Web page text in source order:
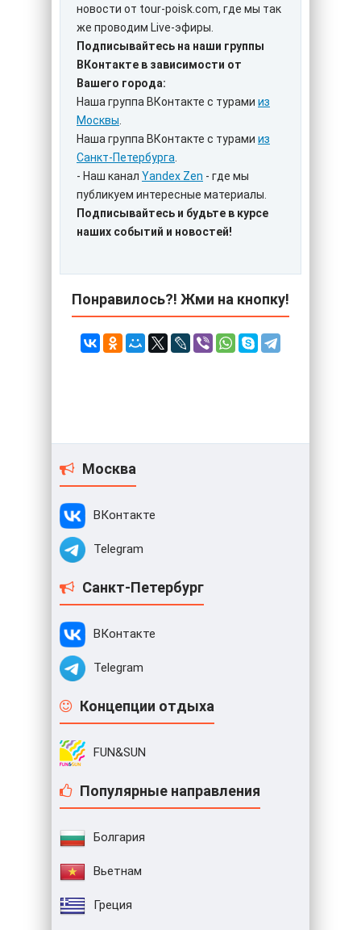
новости от tour-poisk.com, где мы так
же проводим Live-эфиры.
Подписывайтесь на наши группы
ВКонтакте в зависимости от
Вашего города:
Наша группа ВКонтакте с турами из
Москвы
Наша группа ВКонтакте с турами из
Санкт-Петербурга
- Наш канал Yandex Zen - где мы
публикуем интересные материалы.
Подписывайтесь и будьте в курсе
наших событий и новостей!
Понравилось?! Жми на кнопку!
Москва
ВКонтакте
Telegram
Санкт-Петербург
ВКонтакте
Telegram
Концепции отдыха
FUN&SUN
Популярные направления
Болгария
Вьетнам
Греция